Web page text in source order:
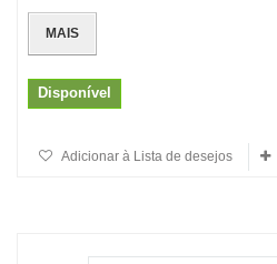
MAIS
Disponível
Adicionar à Lista de desejos